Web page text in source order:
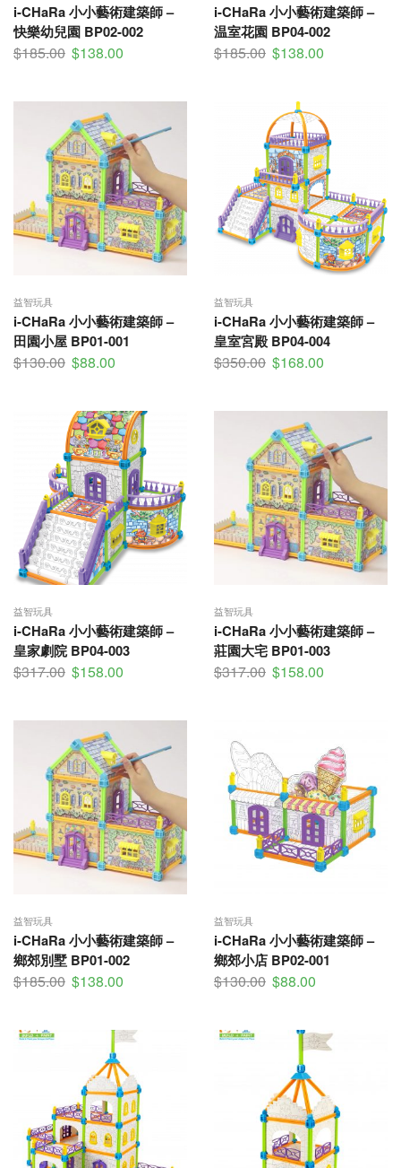
i-CHaRa 小小藝術建築師 –
快樂幼兒園 BP02-002
$185.00 $138.00
i-CHaRa 小小藝術建築師 –
温室花園 BP04-002
$185.00 $138.00
益智玩具
i-CHaRa 小小藝術建築師 –
田園小屋 BP01-001
$130.00 $88.00
益智玩具
i-CHaRa 小小藝術建築師 –
皇室宮殿 BP04-004
$350.00 $168.00
益智玩具
i-CHaRa 小小藝術建築師 –
皇家劇院 BP04-003
$317.00 $158.00
益智玩具
i-CHaRa 小小藝術建築師 –
莊園大宅 BP01-003
$317.00 $158.00
益智玩具
i-CHaRa 小小藝術建築師 –
鄉郊別墅 BP01-002
$185.00 $138.00
益智玩具
i-CHaRa 小小藝術建築師 –
鄉郊小店 BP02-001
$130.00 $88.00